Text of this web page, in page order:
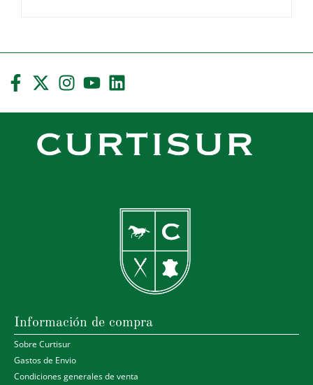
Información de compra
Sobre Curtisur
Gastos de Envio
Condiciones generales de venta